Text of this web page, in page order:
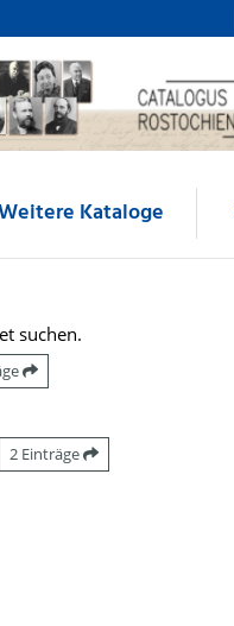
Kataloge
suchen.
2 Einträge